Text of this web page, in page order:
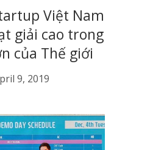
Việt Nam
giải cao trong
của Thế giới
9, 2019